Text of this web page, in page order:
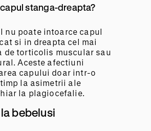
stanga-dreapta?
nu poate intoarce capul
si in dreapta cel mai
de torticolis muscular sau
Aceste afectiuni
capului doar intr-o
la asimetrii ale
la plagiocefalie.
bebelusi